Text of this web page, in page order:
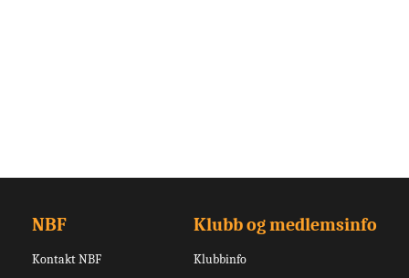
NBF
Kontakt NBF
Klubb og medlemsinfo
Klubbinfo